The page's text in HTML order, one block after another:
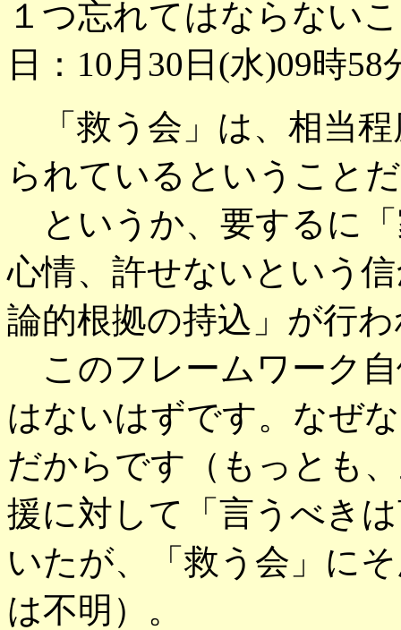
１つ忘れてはならな
日：10月30日(水)09時58
「救う会」は、相当
られているということ
というか、要するに
心情、許せないという
論的根拠の持込」が行
このフレームワーク
はないはずです。なぜ
だからです（もっとも
援に対して「言うべき
いたが、「救う会」に
は不明）。